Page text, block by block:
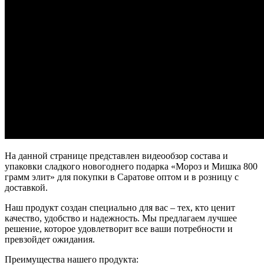
На данной странице представлен видеообзор состава и
упаковки сладкого новогоднего подарка «Мороз и Мишка 800
грамм элит» для покупки в Саратове оптом и в розницу с
доставкой.
Наш продукт создан специально для вас – тех, кто ценит
качество, удобство и надежность. Мы предлагаем лучшее
решение, которое удовлетворит все ваши потребности и
превзойдет ожидания.
Преимущества нашего продукта: